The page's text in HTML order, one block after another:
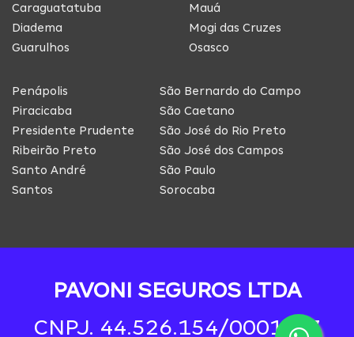
Caraguatatuba
Diadema
Guarulhos
Mauá
Mogi das Cruzes
Osasco
Penápolis
Piracicaba
Presidente Prudente
Ribeirão Preto
Santo André
Santos
São Bernardo do Campo
São Caetano
São José do Rio Preto
São José dos Campos
São Paulo
Sorocaba
PAVONI SEGUROS LTDA
CNPJ. 44.526.154/0001-97